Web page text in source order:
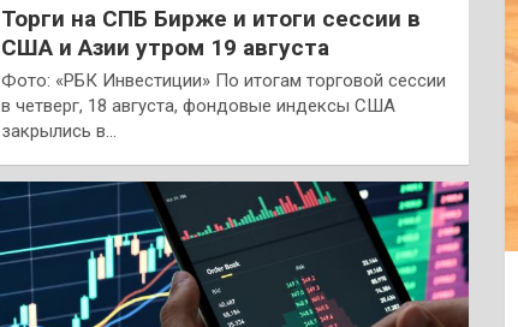
Торги на СПБ Бирже и итоги сессии в
США и Азии утром 19 августа
Фото: «РБК Инвестиции» По итогам торговой сессии
в четверг, 18 августа, фондовые индексы США
закрылись в…